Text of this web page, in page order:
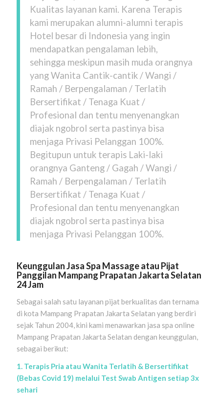
Kualitas layanan kami. Karena Terapis
kami merupakan alumni-alumni terapis
Hotel besar di Indonesia yang ingin
mendapatkan pengalaman lebih,
sehingga meskipun masih muda orangnya
yang Wanita Cantik-cantik / Wangi /
Ramah / Berpengalaman / Terlatih
Bersertifikat / Tenaga Kuat /
Profesional dan tentu menyenangkan
diajak ngobrol serta pastinya bisa
menjaga Privasi Pelanggan 100%.
Begitupun untuk terapis Laki-laki
orangnya Ganteng / Gagah / Wangi /
Ramah / Berpengalaman / Terlatih
Bersertifikat / Tenaga Kuat /
Profesional dan tentu menyenangkan
diajak ngobrol serta pastinya bisa
menjaga Privasi Pelanggan 100%.
Keunggulan Jasa Spa Massage atau Pijat
Panggilan Mampang Prapatan Jakarta Selatan
24 Jam
Sebagai salah satu layanan pijat berkualitas dan ternama
di kota Mampang Prapatan Jakarta Selatan yang berdiri
sejak Tahun 2004, kini kami menawarkan jasa spa online
Mampang Prapatan Jakarta Selatan dengan keunggulan,
sebagai berikut:
1. Terapis Pria atau Wanita Terlatih & Bersertifikat
(Bebas Covid 19) melalui Test Swab Antigen setiap 3x
sehari